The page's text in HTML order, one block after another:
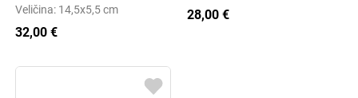
Veličina: 14,5x5,5 cm
32,00 €
28,00 €